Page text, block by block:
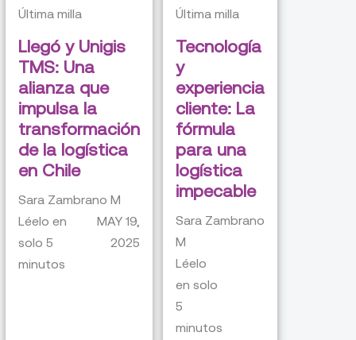
Última milla
Llegó y Unigis
TMS: Una
alianza que
impulsa la
transformación
de la logística
en Chile
Sara Zambrano M
Léelo en
solo 5
minutos
MAY 19,
2025
Última milla
Tecnología
y
experiencia
cliente: La
fórmula
para una
logística
impecable
Sara Zambrano
M
Léelo
en solo
5
minutos